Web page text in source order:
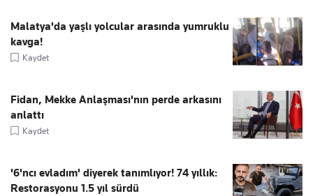
Malatya'da yaşlı yolcular arasında yumruklu
kavga!
Kaydet
Fidan, Mekke Anlaşması'nın perde arkasını
anlattı
Kaydet
'6'ncı evladım' diyerek tanımlıyor! 74 yıllık:
Restorasyonu 1.5 yıl sürdü